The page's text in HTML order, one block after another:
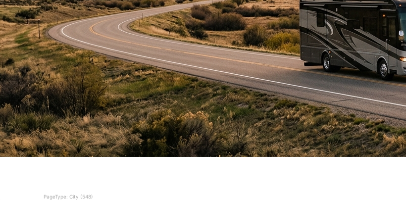
PageType: City (548)